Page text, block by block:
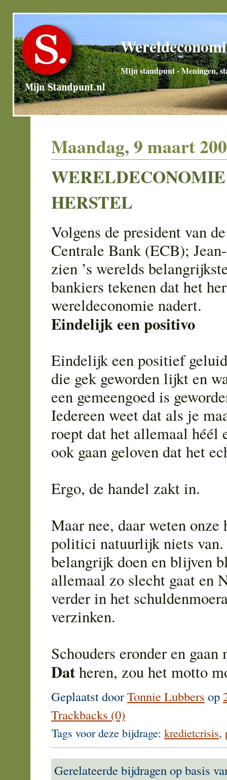
Mijn standpunt - Meningen,
Maandag, 9 maart
HERSTEL
Volgens de president van
Centrale Bank (ECB);
zien ’s werelds
bankiers tekenen dat het
wereldeconomie nadert.
Eindelijk een positivo
Eindelijk een positief
die gek geworden lijkt en
een gemeengoed is
Iedereen weet dat als je
roept dat het allemaal héél
ook gaan geloven dat het
Ergo, de handel zakt in.
Maar nee, daar weten onze
politici natuurlijk niets
belangrijk doen en blijven
allemaal zo slecht gaat en
verder in het
verzinken.
Schouders eronder en gaan
Datheren, zou het motto
Geplaatst doorTonnie Lubbers op
Trackbacks (0)
Tags voor deze bijdrage: kredietcrisis,
Gerelateerde bijdragen op basis